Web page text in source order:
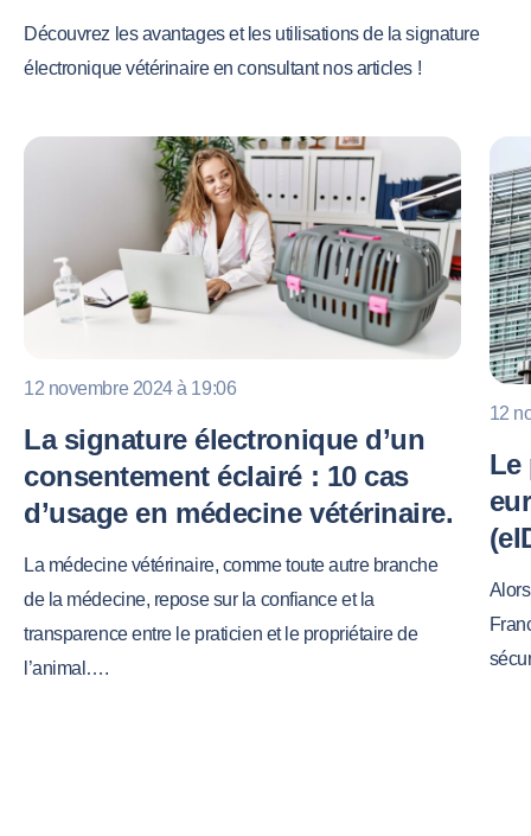
Découvrez les avantages et les utilisations de la signature
électronique vétérinaire en consultant nos articles !
12 novembre 2024 à 19:06
La signature électronique d’un
consentement éclairé : 10 cas
d’usage en médecine vétérinaire.
La médecine vétérinaire, comme toute autre branche
de la médecine, repose sur la confiance et la
transparence entre le praticien et le propriétaire de
l’animal….
12
Le